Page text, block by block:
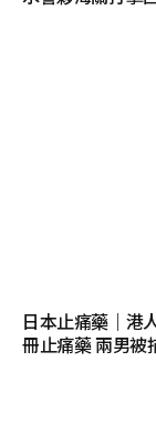
日本止痛藥｜港
冊止痛藥 兩男被